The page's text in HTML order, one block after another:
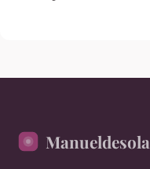
Manueldesola